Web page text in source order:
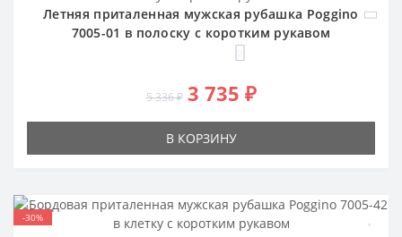
Летняя приталенная мужская рубашка Poggino
7005-01 в полоску с коротким рукавом
5 336 ₽ 3 735 ₽
В КОРЗИНУ
-30%